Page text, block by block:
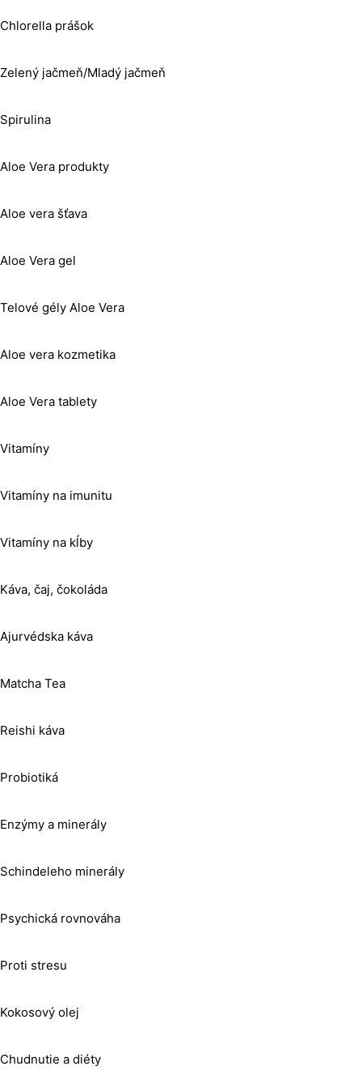
Chlorella prášok
Zelený jačmeň/Mladý jačmeň
Spirulina
Aloe Vera produkty
Aloe vera šťava
Aloe Vera gel
Telové gély Aloe Vera
Aloe vera kozmetika
Aloe Vera tablety
Vitamíny
Vitamíny na imunitu
Vitamíny na kĺby
Káva, čaj, čokoláda
Ajurvédska káva
Matcha Tea
Reishi káva
Probiotiká
Enzýmy a minerály
Schindeleho minerály
Psychická rovnováha
Proti stresu
Kokosový olej
Chudnutie a diéty